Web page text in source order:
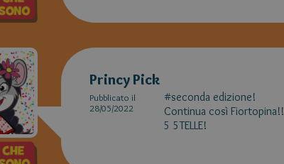
Princy Pick
Pubblicato il
28/05/2022
#seconda edizione!
Continua così Fiortopina!!
5 5TELLE!